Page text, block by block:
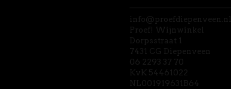
info@proefdiepenveen.nl
Proef! Wijnwinkel
Dorpsstraat 1
7431 CG Diepenveen
06 2293 37 70
KvK 54461022
NL001919631B64